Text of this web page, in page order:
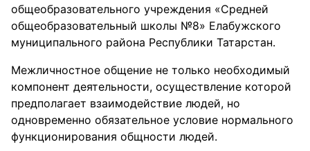
общеобразовательного учреждения «Средней
общеобразовательный школы №8» Елабужского
муниципального района Республики Татарстан.
Межличностное общение не только необходимый
компонент деятельности, осуществление которой
предполагает взаимодействие людей, но
одновременно обязательное условие нормального
функционирования общности людей.